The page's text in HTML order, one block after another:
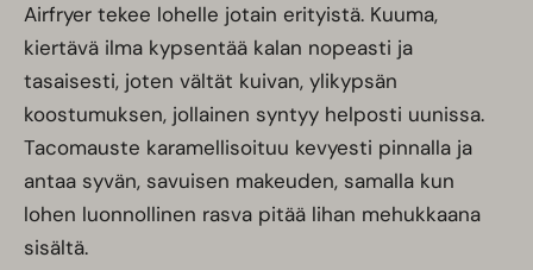
Airfryer tekee lohelle jotain erityistä. Kuuma,
kiertävä ilma kypsentää kalan nopeasti ja
tasaisesti, joten vältät kuivan, ylikypsän
koostumuksen, jollainen syntyy helposti uunissa.
Tacomauste karamellisoituu kevyesti pinnalla ja
antaa syvän, savuisen makeuden, samalla kun
lohen luonnollinen rasva pitää lihan mehukkaana
sisältä.